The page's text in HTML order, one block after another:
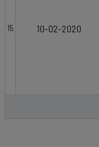
15 10-02-2020